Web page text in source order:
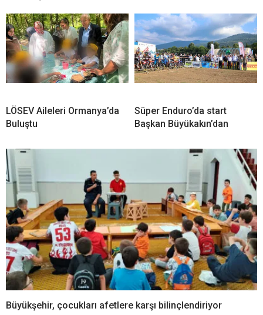
LÖSEV Aileleri Ormanya’da
Buluştu
Süper Enduro’da start
Başkan Büyükakın’dan
Büyükşehir, çocukları afetlere karşı bilinçlendiriyor